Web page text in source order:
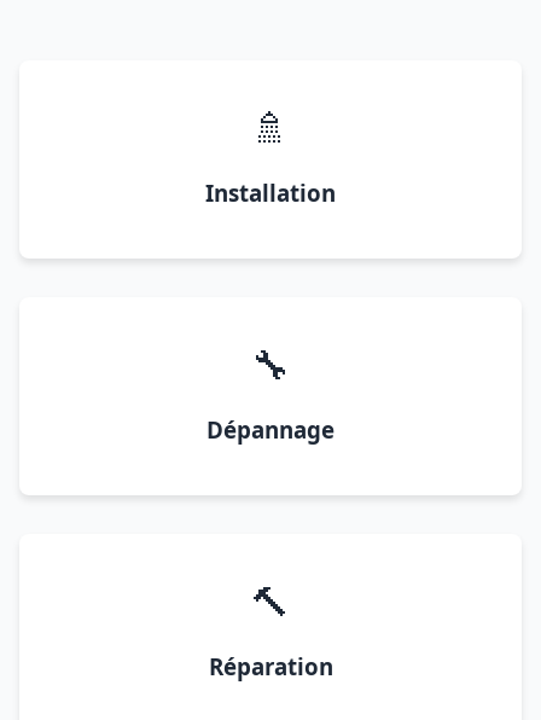
🚿
Installation
🔧
Dépannage
🔨
Réparation